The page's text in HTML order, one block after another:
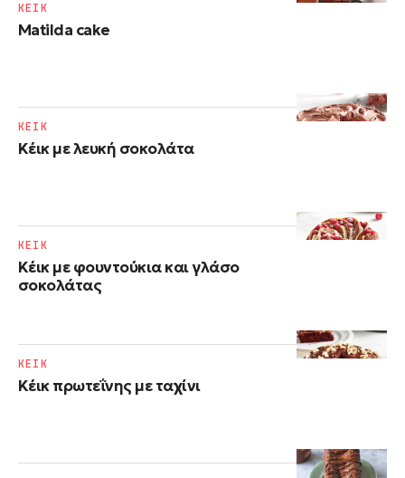
Matilda cake
ΚΕΙΚ
Κέικ με λευκή σοκολάτα
ΚΕΙΚ
Κέικ με φουντούκια και γλάσο
σοκολάτας
ΚΕΙΚ
Κέικ πρωτεΐνης με ταχίνι
ΚΕΙΚ